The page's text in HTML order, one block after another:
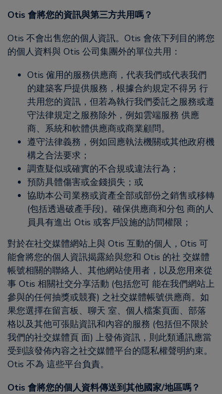
Otis 會將您的資訊與第三方共用嗎？
Otis 不會出售您的個人資訊。Otis 會依下列目的將您
的個人資料與 Otis 公司集團外的單位共用：
Otis 僱用的服務供應商，代表我們或代表我們
的建築客戶提供服務，根據合約規定不得另 行
共用您的資訊，但若為執行我們委託之服務或遵
守法律規定之服務除外，例如雲端服務 供應
商、系統和軟體供應商或商業顧問。
遵守法律義務，例如回應執法機關或其他政府機
構之合法要求；
調查疑似或確實的不合規或違法行為；
預防具體傷害或金錢損失；或
協助本公司業務或資產全部或部份之銷售或移轉
(包括透過破產手段)。確保供應商和分包 商的人
員具有進出 Otis 或客戶設施的訪問權限；
對於在社交媒體網站上與 Otis 互動的個人，Otis 可
能會將您的個人資訊揭露給與您和 Otis 的社 交媒體
帳號相關的聯絡人、其他網站使用者，以及您用來從
事 Otis 相關社交分享活動 (包括您可 能在我們網站上
參與的任何抽獎或競賽) 之社交媒體帳號供應商。如
果您選擇在留言板、聊天 室、個人檔案頁面、部落
格以及其他可張貼資訊和內容的服務 (包括但不限於
我們的社交媒體頁 面) 上發佈資訊，則此類通訊應當
受到該發佈內容之社交媒體平台的隱私權聲明約束。
Otis 不為 這些平台負責。
Otis 會將您的個人資料傳送到其他國家/地區嗎？